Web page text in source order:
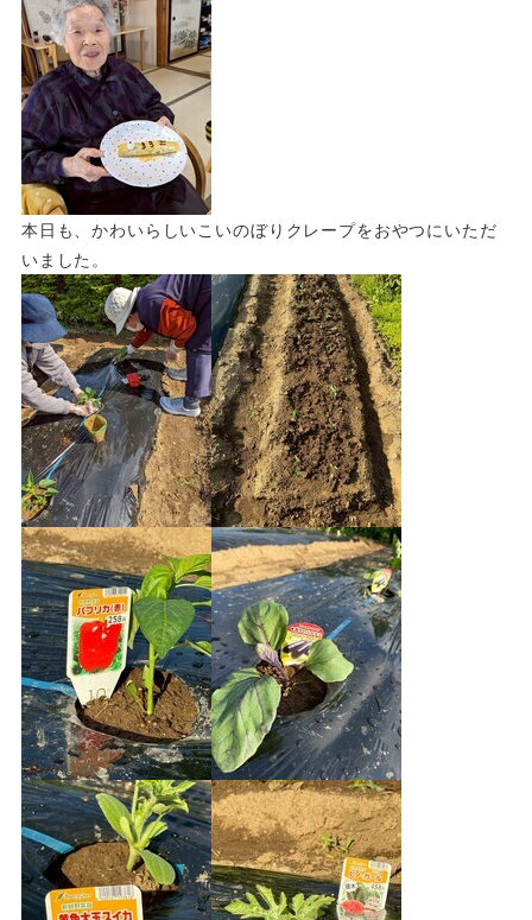
本日も、かわいらしいこいのぼりクレープをおやつにいただ
いました。